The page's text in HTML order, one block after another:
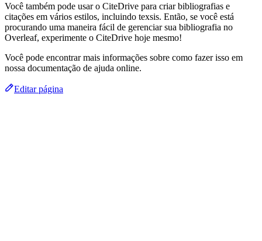
Você também pode usar o CiteDrive para criar bibliografias e
citações em vários estilos, incluindo texsis. Então, se você está
procurando uma maneira fácil de gerenciar sua bibliografia no
Overleaf, experimente o CiteDrive hoje mesmo!
Você pode encontrar mais informações sobre como fazer isso em
nossa documentação de ajuda online.
Editar página